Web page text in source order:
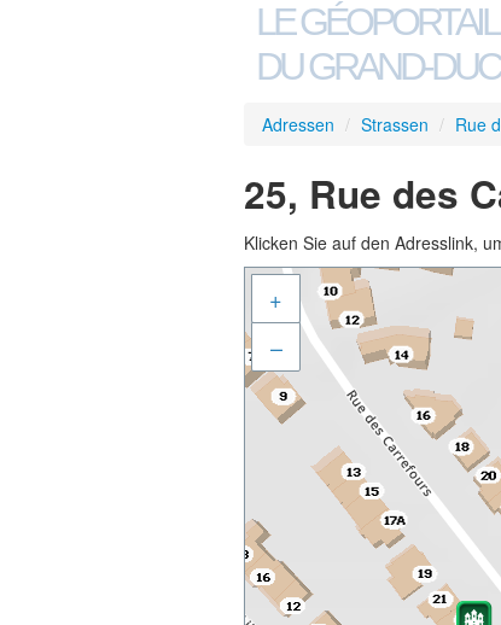
LE
DU GRAND-
Adressen / Strassen / Rue
25, Rue des
Klicken Sie auf den Adresslink,
+
–